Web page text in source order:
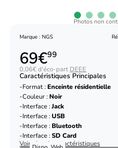
Photos non
Marque : NGS
69€99
0,06€ d'éco-part DEEE
Caractéristiques Principales
Format : Enceinte résidentielle
Couleur : Noir
Interface :Jack
Interface :USB
Interface : Bluetooth
Interface :SD Card
Voir plus de caractéristiques